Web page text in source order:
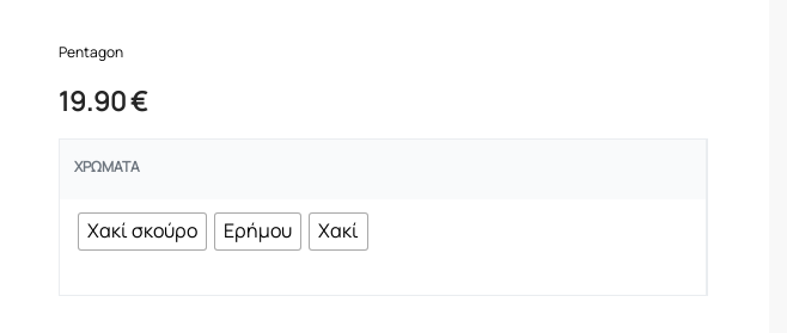
Pentagon
19.90€
ΧΡΏΜΑΤΑ
Χακί σκούρο Ερήμου Χακί